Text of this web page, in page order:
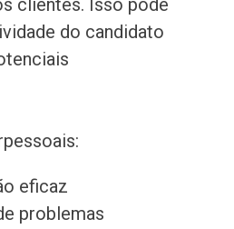
clientes. Isso pode
do candidato
eficaz
problemas